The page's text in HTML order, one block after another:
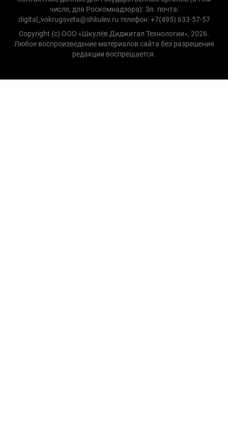
числе, для Роскомнадзора): Эл. почта:
digital_vokrugsveta@shkulev.ru телефон: +7(495) 633-57-57
Copyright (с) ООО «Шкулёв Диджитал Технологии», 2026.
Любое воспроизведение материалов сайта без разрешения
редакции воспрещается.